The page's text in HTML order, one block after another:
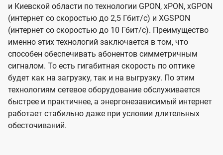
и Киевской области по технологии GPON, xPON, xGPON
(интернет со скоростью до 2,5 Гбит/с) и XGSPON
(интернет со скоростью до 10 Гбит/с). Преимущество
именно этих технологий заключается в том, что
способен обеспечивать абонентов симметричным
сигналом. То есть гигабитная скорость по оптике
будет как на загрузку, так и на выгрузку. По этим
технологиям сетевое оборудование обслуживается
быстрее и практичнее, а энергонезависимый интернет
работает стабильно даже при условии длительных
обесточиваний.